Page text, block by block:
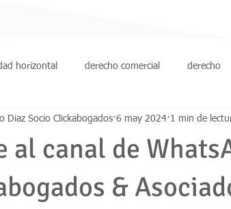
horizontal derecho comercial derecho
arrendamientos restitucion inmuebles
fondo de empleados cooperativas tributario
al canal de
&
Diaz Socio Clickabogados 6 may 2024 1 min de